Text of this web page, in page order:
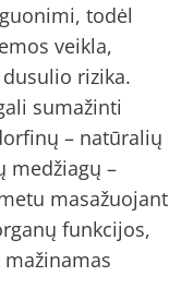
todėl
veikla,
rizika.
sumažinti
– natūralių
medžiagų –
masažuojant
funkcijos,